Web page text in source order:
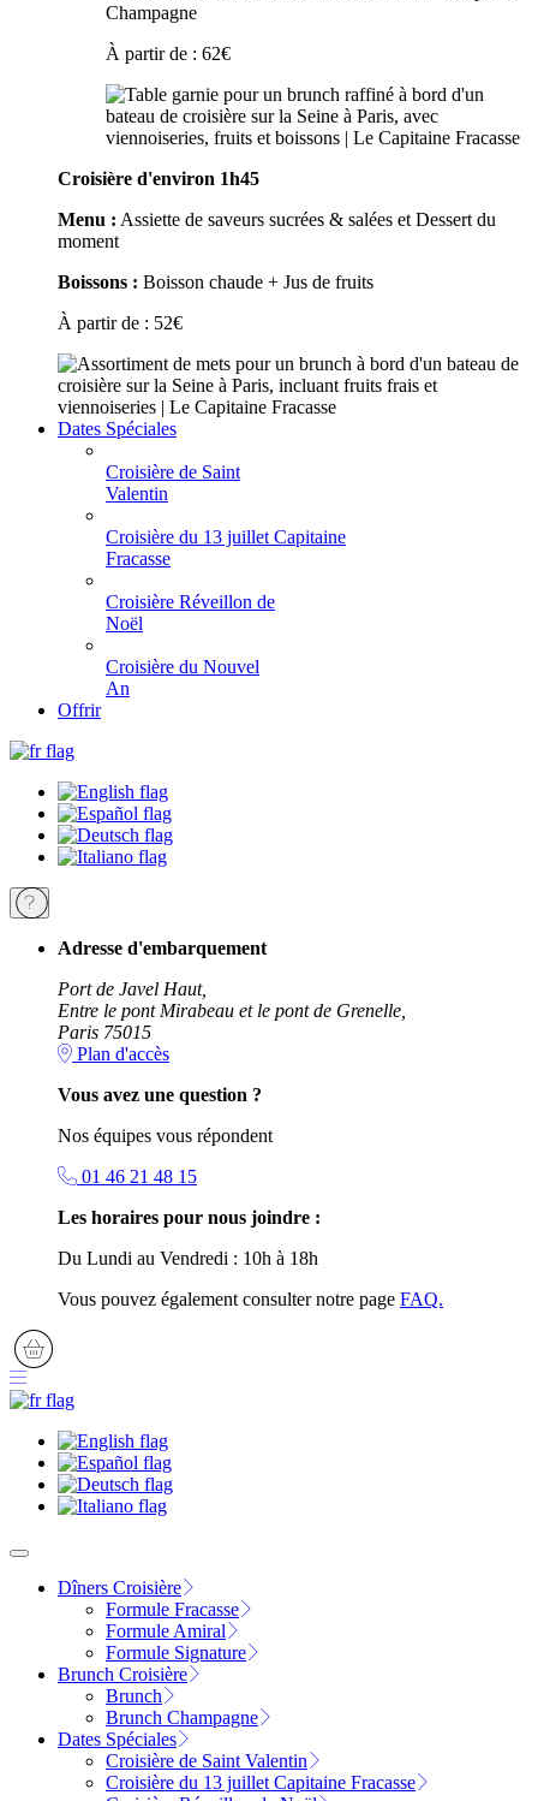
Champagne
À partir de : 62€
Croisière d'environ 1h45
Menu : Assiette de saveurs sucrées & salées et Dessert du
moment
Boissons : Boisson chaude + Jus de fruits
À partir de : 52€
Dates Spéciales
Croisière de Saint
Valentin
Croisière du 13 juillet Capitaine
Fracasse
Croisière Réveillon de
Noël
Croisière du Nouvel
An
Offrir
Adresse d'embarquement
Port de Javel Haut,
Entre le pont Mirabeau et le pont de Grenelle,
Paris 75015
Plan d'accès
Vous avez une question ?
Nos équipes vous répondent
01 46 21 48 15
Les horaires pour nous joindre :
Du Lundi au Vendredi : 10h à 18h
Vous pouvez également consulter notre page FAQ.
Dîners Croisière
Formule Fracasse
Formule Amiral
Formule Signature
Brunch Croisière
Brunch
Brunch Champagne
Dates Spéciales
Croisière de Saint Valentin
Croisière du 13 juillet Capitaine Fracasse